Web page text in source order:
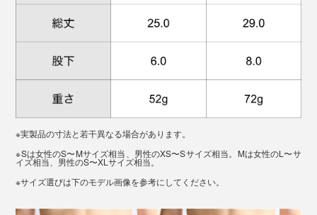
表面は、鹿の子編みのようなデコボコした編み地。肌と
の接地面積が少なく、肌に張り付くことがありません。
このデコボコには、「空気を溜める」と「汗を逃す」効
よく伸びるニット素材のため、S／Mの2サイズで、男女
ともたいていの体型をカバー。
その挑戦の最中、「ポリエステルが再生できる技術があ
る」ことがわかり、そちらの挑戦にシフト。当時、使用
前後面裏がないので、履く時にどっちが前かを確認する
ことなく、手にとったまま履けばいいのも気に入ってい
肌に食い込むことなく、冬は温かく、夏はムレず、寝て
も動いても快適に過ごせる。そして、「捨てない未来の
実現」という理念のもと、使用済み繊維からの再生ポリ
※実製品の寸法と若干異なる場合があります。
※Sは女性のS〜Mサイズ相当、男性のXS〜Sサイズ相当。Mは女性のL〜サ
イズ相当、男性のS〜XLサイズ相当。
※サイズ選びは下のモデル画像を参考にしてください。